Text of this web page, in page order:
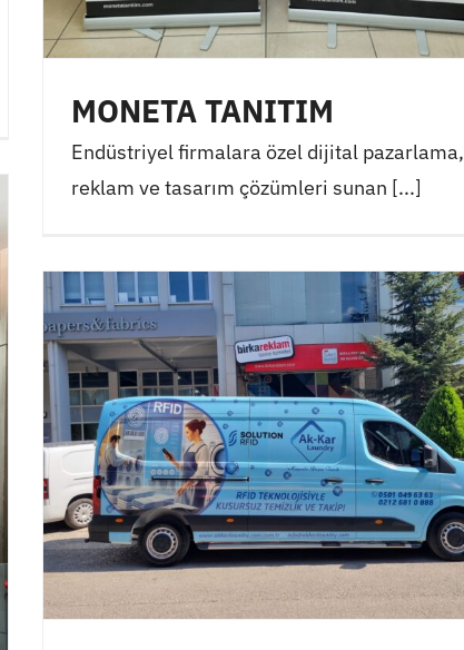
MONETA TANITIM
Endüstriyel firmalara özel dijital pazarlama,
reklam ve tasarım çözümleri sunan [...]